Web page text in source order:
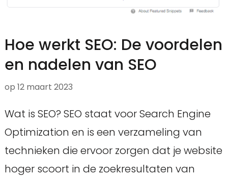
Hoe werkt SEO: De voordelen
en nadelen van SEO
op 12 maart 2023
Wat is SEO? SEO staat voor Search Engine
Optimization en is een verzameling van
technieken die ervoor zorgen dat je website
hoger scoort in de zoekresultaten van